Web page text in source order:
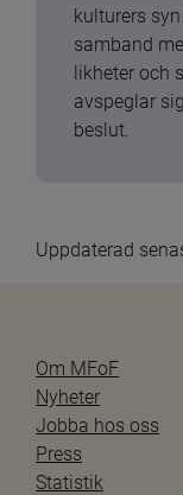
kulturers
samband
likheter och
avspeglar
beslut.
Uppdaterad
Om MFoF
Nyheter
Jobba hos oss
Press
Statistik